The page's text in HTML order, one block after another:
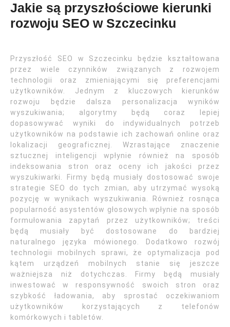
Jakie są przyszłościowe kierunki
rozwoju SEO w Szczecinku
Przyszłość SEO w Szczecinku będzie kształtowana
przez wiele czynników związanych z rozwojem
technologii oraz zmieniającymi się preferencjami
użytkowników. Jednym z kluczowych kierunków
rozwoju będzie dalsza personalizacja wyników
wyszukiwania; algorytmy będą coraz lepiej
dopasowywać wyniki do indywidualnych potrzeb
użytkowników na podstawie ich zachowań online oraz
lokalizacji geograficznej. Wzrastające znaczenie
sztucznej inteligencji wpłynie również na sposób
indeksowania stron oraz oceny ich jakości przez
wyszukiwarki. Firmy będą musiały dostosować swoje
strategie SEO do tych zmian, aby utrzymać wysoką
pozycję w wynikach wyszukiwania. Również rosnąca
popularność asystentów głosowych wpłynie na sposób
formułowania zapytań przez użytkowników; treści
będą musiały być dostosowane do bardziej
naturalnego języka mówionego. Dodatkowo rozwój
technologii mobilnych sprawi, że optymalizacja pod
kątem urządzeń mobilnych stanie się jeszcze
ważniejsza niż dotychczas. Firmy będą musiały
inwestować w responsywność swoich stron oraz
szybkość ładowania, aby sprostać oczekiwaniom
użytkowników korzystających z telefonów
komórkowych i tabletów.